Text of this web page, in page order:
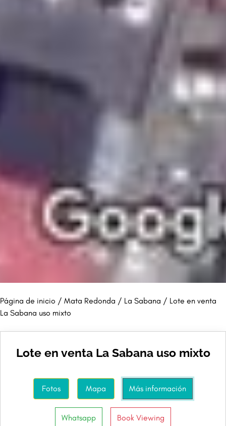
Página de inicio / Mata Redonda / La Sabana / Lote en venta
La Sabana uso mixto
Lote en venta La Sabana uso mixto
Fotos Mapa Más información
Whatsapp Book Viewing